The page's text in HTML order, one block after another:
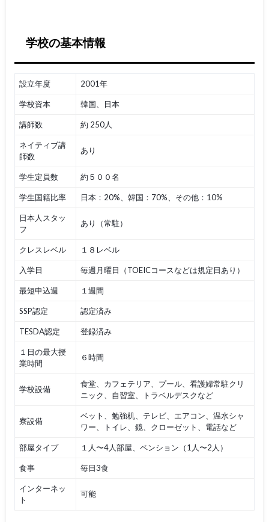
学校の基本情報
設立年度 2001年
学校資本 韓国、日本
講師数 約 250人
ネイティブ講
師数
あり
学生定員数 約５００名
学生国籍比率 日本：20%、韓国：70%、その他：10%
日本人スタッ
フ
あり（常駐）
クレスレベル １８レベル
入学日 毎週月曜日（TOEICコースなどは規定日あり）
最短申込週 １週間
SSP認定 認定済み
TESDA認定 登録済み
１日の最大授
業時間
６時間
学校設備
食堂、カフェテリア、プール、看護婦常駐クリ
ニック、自習室、トラベルデスクなど
寮設備
ベット、勉強机、テレビ、エアコン、温水シャ
ワー、トイレ、鏡、クローゼット、電話など
部屋タイプ １人〜4人部屋、ペンション（1人〜2人）
食事 毎日3食
インターネッ
ト
可能